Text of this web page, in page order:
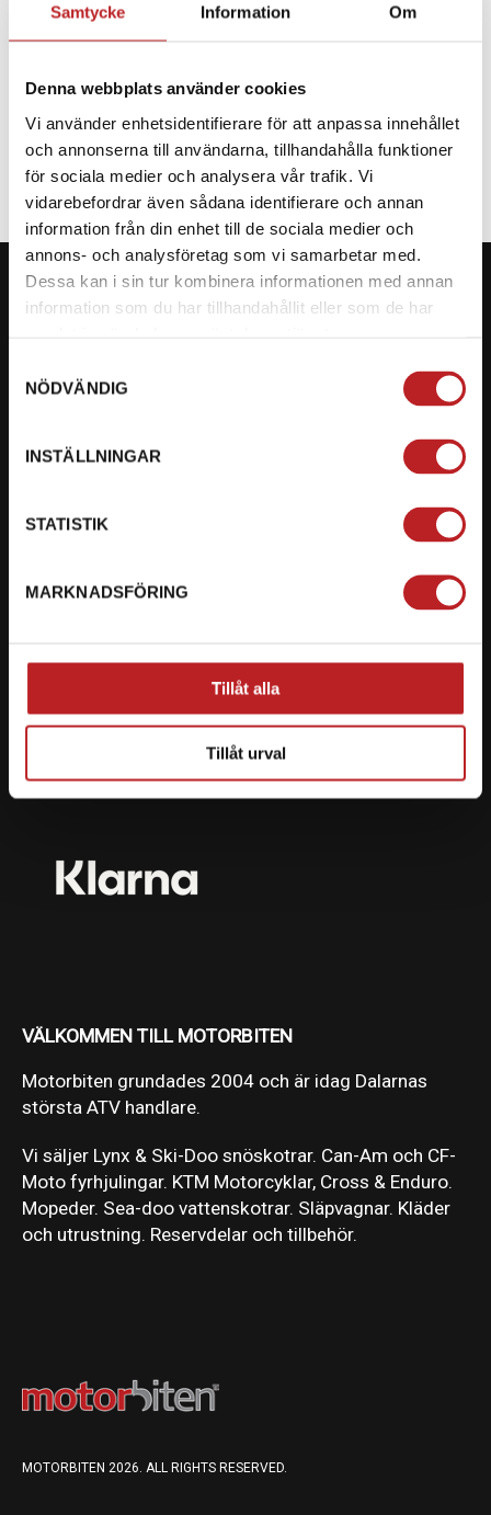
Samtycke Information Om
Denna webbplats använder cookies
Vi använder enhetsidentifierare för att anpassa innehållet
och annonserna till användarna, tillhandahålla funktioner
för sociala medier och analysera vår trafik. Vi
vidarebefordrar även sådana identifierare och annan
information från din enhet till de sociala medier och
annons- och analysföretag som vi samarbetar med.
Dessa kan i sin tur kombinera informationen med annan
information som du har tillhandahållit eller som de har
NÖDVÄNDIG
INSTÄLLNINGAR
STATISTIK
MARKNADSFÖRING
Tillåt alla
Tillåt urval
SPECIFIKATION
Org. nummer: 5566689278
Ryckepungsvägen 3, 79177 Falun
Vi erbjuder flera olika betalsätt. Dina köp är alltid
skyddade med krypteringsteknik.
VÄLKOMMEN TILL MOTORBITEN
Motorbiten grundades 2004 och är idag Dalarnas
största ATV handlare.
Vi säljer Lynx & Ski-Doo snöskotrar. Can-Am och CF-
Moto fyrhjulingar. KTM Motorcyklar, Cross & Enduro.
Mopeder. Sea-doo vattenskotrar. Släpvagnar. Kläder
och utrustning. Reservdelar och tillbehör.
MOTORBITEN 2026. ALL RIGHTS RESERVED.